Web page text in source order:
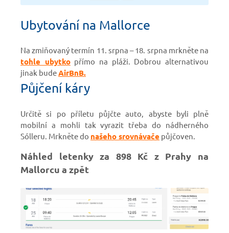
Ubytování na Mallorce
Na zmiňovaný termín 11. srpna – 18. srpna mrkněte na
tohle ubytkopřímo na pláži. Dobrou alternativou
jinak budeAirBnB.
Půjčení káry
Určitě si po příletu půjčte auto, abyste byli plně
mobilní a mohli tak vyrazit třeba do nádherného
Sólleru. Mrkněte do našeho srovnávače půjčoven.
Náhled letenky za 898 Kč z Prahy na
Mallorcu a zpět